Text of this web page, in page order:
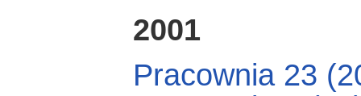
2001
Pracownia 23